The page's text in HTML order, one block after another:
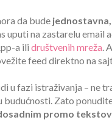
da bude
uputi na zastarelu
a ili društvenih mreža .
feed direktno na
u fazi istraživanja – ne
budućnosti. Zato
promo